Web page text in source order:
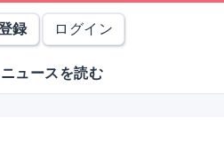
録 ログイン
ニュースを読む